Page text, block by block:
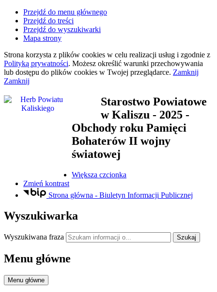
Przejdź do menu głównego
Przejdź do treści
Przejdź do wyszukiwarki
Mapa strony
Strona korzysta z plików cookies w celu realizacji usług i zgodnie z
Polityką prywatności. Możesz określić warunki przechowywania
lub dostępu do plików cookies w Twojej przeglądarce. Zamknij
Zamknij
Starostwo Powiatowe
w Kaliszu - 2025 -
Obchody roku Pamięci
Bohaterów II wojny
światowej
Większa czcionka
Zmień kontrast
Strona główna - Biuletyn Informacji Publicznej
Wyszukiwarka
Wyszukiwana fraza Szukaj
Menu główne
Menu główne